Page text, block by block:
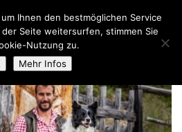
Ihnen den bestmöglichen Service
Seite weitersurfen, stimmen Sie
Nutzung zu.
Mehr Infos